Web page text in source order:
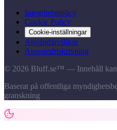
Integritetspolicy
Cookie Policy
Cookie-inställningar
Användarvillkor
Ansvarsfriskrivning
© 2026 Bluff.se™ — Innehåll kan
Baserat på offentliga
granskning